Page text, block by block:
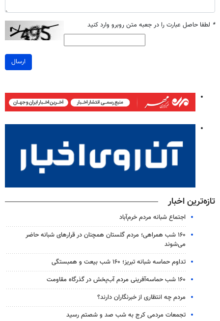
* لطفا حاصل عبارت را در جعبه متن روبرو وارد کنید
ارسال
تازه‌ترین اخبار
اجتماع شبانه مردم خرم‌آباد
۱۶۰ شب همراهی؛ مردم گلستان همچنان در قرارهای شبانه حاضر
می‌شوند
تداوم حماسه شبانه تبریز؛ ۱۶۰ شب بیعت و همبستگی
۱۶۰ شب حماسه‌آفرینی مردم آب‌پخش در گذرگاه مقاومت
مردم چه انتظاری از خبرنگاران دارند؟
تجمعات مردمی کرج به شب صد و شصتم رسید